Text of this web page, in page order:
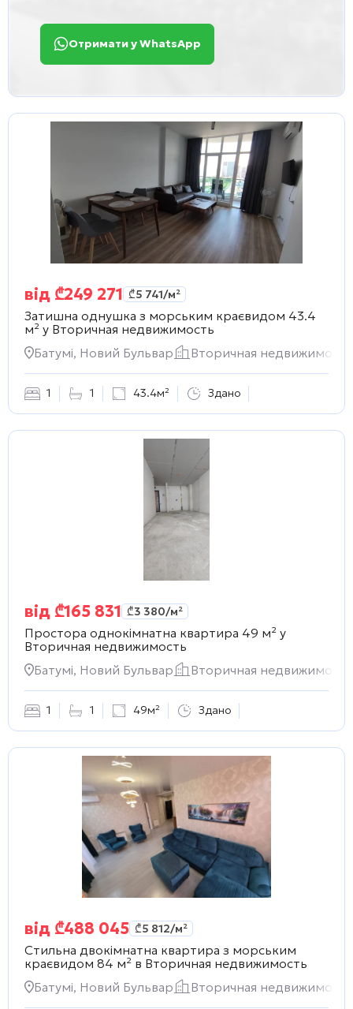
Отримати у WhatsApp
від ₾249 271 ₾5 741/м²
Затишна однушка з морським краєвидом 43.4
м² у Вторичная недвижимость
Батумі, Новий Бульвар
Вторичная недвижимость
1 1 43.4м² Здано
від ₾165 831 ₾3 380/м²
Простора однокімнатна квартира 49 м² у
Вторичная недвижимость
Батумі, Новий Бульвар
Вторичная недвижимость
1 1 49м² Здано
від ₾488 045 ₾5 812/м²
Стильна двокімнатна квартира з морським
краєвидом 84 м² в Вторичная недвижимость
Батумі, Новий Бульвар
Вторичная недвижимость